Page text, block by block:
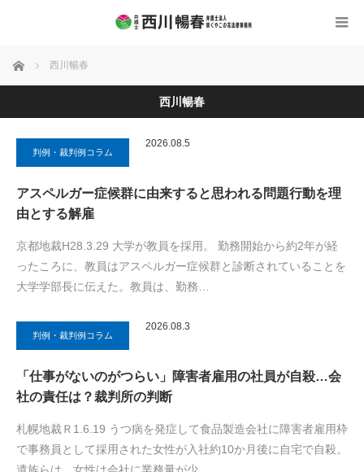
ホーム 西川暢春
西川暢春
判例・裁判例コラム
2026.08.5
アスペルガー症候群に由来すると思われる問題行動を理
由とする解雇
京都地裁H28.3.29 大学が教員を採用。 勤務開始から約2年が経
ったころに、教員はアスペルガー症候群と診断されていることを
大学学部長に伝えた。教員は、勤務…
判例・裁判例コラム
2026.08.3
「仕事がないのがつらい」障害者雇用の社員が自殺…会
社の責任は？裁判所の判断
札幌地裁Ｒ1.6.19 うつ病を発症して食品製造会社に障害者雇用枠
で事務員として採用された女性が入社約10か月後に自宅で自殺。